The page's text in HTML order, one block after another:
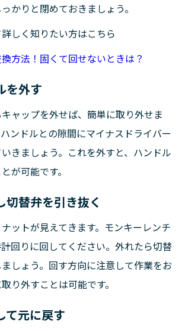
かりと閉めておきましょう。
しく知りたい方はこちら
方法！固くて回せないときは？
を外す
ャップを外せば、簡単に取り外せま
ンドルとの隙間にマイナスドライバー
きましょう。これを外すと、ハンドル
が可能です。
切替弁を引き抜く
ットが見えてきます。モンキーレンチ
回りに回してください。外れたら切替
しょう。回す方向に注意して作業をお
り外すことは可能です。
て元に戻す